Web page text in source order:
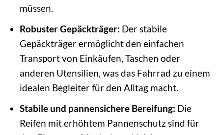
müssen.
Robuster Gepäckträger: Der stabile
Gepäckträger ermöglicht den einfachen
Transport von Einkäufen, Taschen oder
anderen Utensilien, was das Fahrrad zu einem
idealen Begleiter für den Alltag macht.
Stabile und pannensichere Bereifung: Die
Reifen mit erhöhtem Pannenschutz sind für